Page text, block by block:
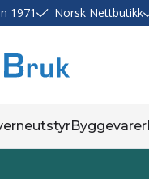
1971 Norsk Nettbutikk
Byggevarer